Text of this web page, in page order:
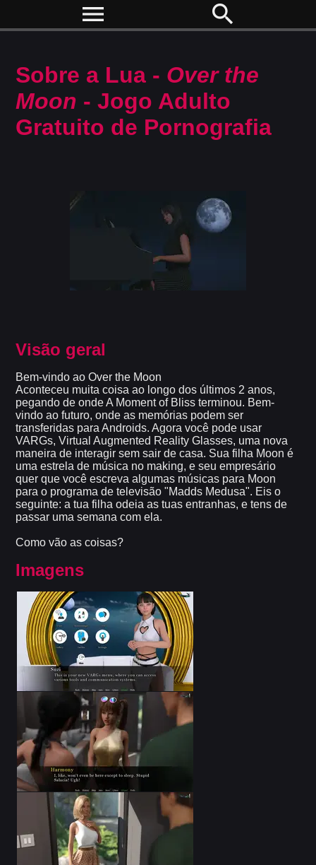
menu search
Sobre a Lua - Over the
Moon - Jogo Adulto
Gratuito de Pornografia
Visão geral
Bem-vindo ao Over the Moon
Aconteceu muita coisa ao longo dos últimos 2 anos,
pegando de onde A Moment of Bliss terminou. Bem-
vindo ao futuro, onde as memórias podem ser
transferidas para Androids. Agora você pode usar
VARGs, Virtual Augmented Reality Glasses, uma nova
maneira de interagir sem sair de casa. Sua filha Moon é
uma estrela de música no making, e seu empresário
quer que você escreva algumas músicas para Moon
para o programa de televisão "Madds Medusa". Eis o
seguinte: a tua filha odeia as tuas entranhas, e tens de
passar uma semana com ela.
Como vão as coisas?
Imagens